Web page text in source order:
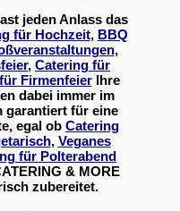
jeden Anlass das
für Hochzeit, BBQ
,
, Catering für
FirmenfeierIhre
dabei immer im
garantiert für eine
egal ob Catering
, Veganes
für Polterabend
& MORE
zubereitet.